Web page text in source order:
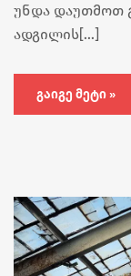
უნდა დაუთმოთ
ადგილის[…]
ᲒᲐᲘᲒᲔ ᲛᲔᲢᲘ »